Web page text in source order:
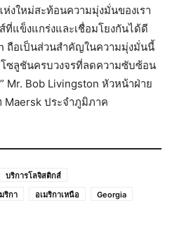
งใหม่สะท้อนความมุ่งมั่นของเรา
ที่แข็งแกร่งและเชื่อมโยงกันได้ดี
ถือเป็นส่วนสำคัญในความมุ่งมั่นนี้
โซลูชันครบวงจรที่ลดความซับซ้อน
Mr. Bob Livingston หัวหน้าฝ่าย
ประจำภูมิภาค
บริการโลจิสติกส์
ริกา อเมริกาเหนือ
Georgia